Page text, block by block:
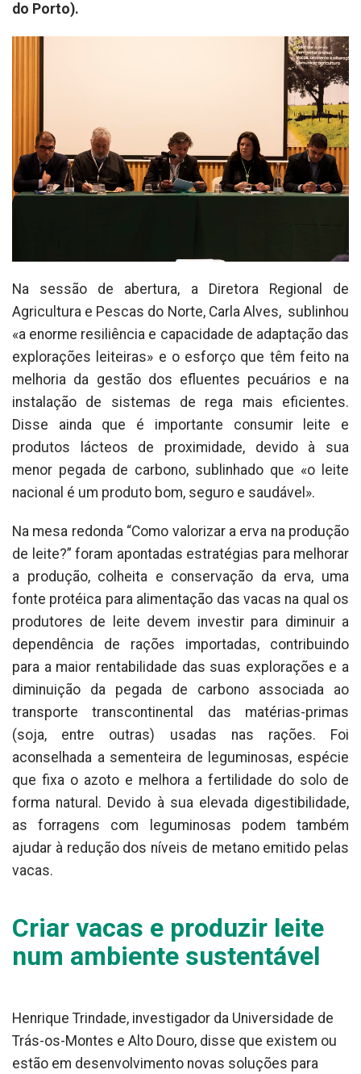
do Porto).
Na sessão de abertura, a Diretora Regional de
Agricultura e Pescas do Norte, Carla Alves, sublinhou
«a enorme resiliência e capacidade de adaptação das
explorações leiteiras» e o esforço que têm feito na
melhoria da gestão dos efluentes pecuários e na
instalação de sistemas de rega mais eficientes.
Disse ainda que é importante consumir leite e
produtos lácteos de proximidade, devido à sua
menor pegada de carbono, sublinhado que «o leite
nacional é um produto bom, seguro e saudável».
Na mesa redonda “Como valorizar a erva na produção
de leite?” foram apontadas estratégias para melhorar
a produção, colheita e conservação da erva, uma
fonte protéica para alimentação das vacas na qual os
produtores de leite devem investir para diminuir a
dependência de rações importadas, contribuindo
para a maior rentabilidade das suas explorações e a
diminuição da pegada de carbono associada ao
transporte transcontinental das matérias-primas
(soja, entre outras) usadas nas rações. Foi
aconselhada a sementeira de leguminosas, espécie
que fixa o azoto e melhora a fertilidade do solo de
forma natural. Devido à sua elevada digestibilidade,
as forragens com leguminosas podem também
ajudar à redução dos níveis de metano emitido pelas
vacas.
Criar vacas e produzir leite
num ambiente sustentável
Henrique Trindade, investigador da Universidade de
Trás-os-Montes e Alto Douro, disse que existem ou
estão em desenvolvimento novas soluções para